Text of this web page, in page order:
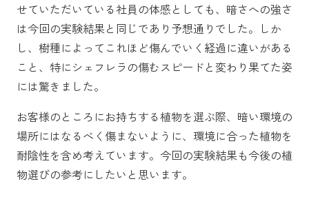
せていただいている社員の体感としても、暗さへの強さ
は今回の実験結果と同じであり予想通りでした。しか
し、樹種によってこれほど傷んでいく経過に違いがある
こと、特にシェフレラの傷むスピードと変わり果てた姿
には驚きました。
お客様のところにお持ちする植物を選ぶ際、暗い環境の
場所にはなるべく傷まないように、環境に合った植物を
耐陰性を含め考えています。今回の実験結果も今後の植
物選びの参考にしたいと思います。